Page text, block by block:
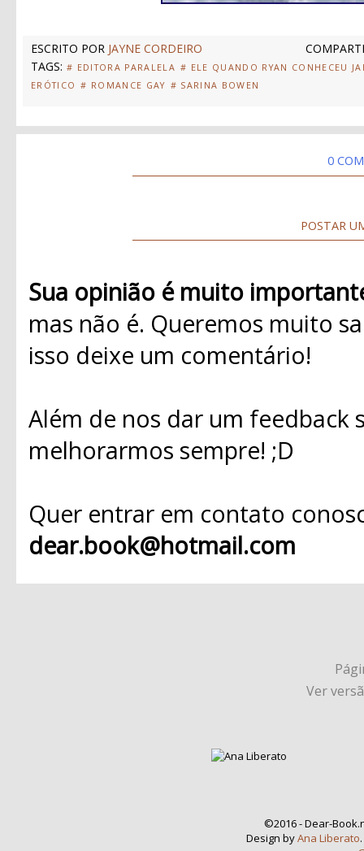
ESCRITO POR JAYNE CORDEIRO
TAGS: # EDITORA PARALELA # ELE QUANDO RYAN CONHECEU
ERÓTICO # ROMANCE GAY # SARINA BOWEN
0
POSTAR
Sua opinião é muito
mas não é. Queremos muito
isso deixe um comentário!
Além de nos dar um
melhorarmos sempre! ;D
Quer entrar em contato
dear.book@hotmail.com
Ver
©2016 - Dear-
Design byAna Liberato